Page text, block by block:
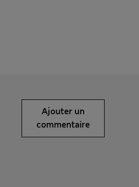
Ajouter un
commentaire